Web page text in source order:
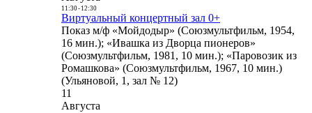
11:30- 12:30
Виртуальный концертный зал 0+
Показ м/ф «Мойдодыр» (Союзмультфильм, 1954,
16 мин.); «Ивашка из Дворца пионеров»
(Союзмультфильм, 1981, 10 мин.); «Паровозик из
Ромашкова» (Союзмультфильм, 1967, 10 мин.)
(Ульяновой, 1, зал № 12)
11
Августа